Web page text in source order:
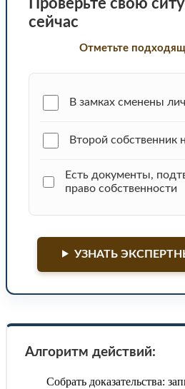
Проверьте свою
сейчас
Отметьте
В замках сменены
Второй собственник
Есть документы,
право собственности
УЗНАТЬ
Алгоритм действий:
Собрать доказательства: